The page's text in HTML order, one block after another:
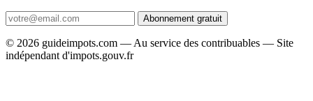
Abonnement gratuit
© 2026 guideimpots.com — Au service des contribuables — Site
indépendant d'impots.gouv.fr